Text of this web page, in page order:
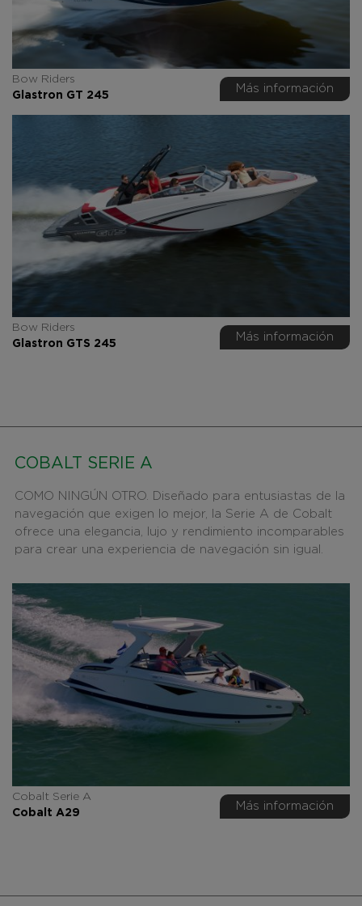
Bow Riders
Glastron GT 245
Más información
Bow Riders
Glastron GTS 245
Más información
COBALT SERIE A
COMO NINGÚN OTRO. Diseñado para entusiastas de la
navegación que exigen lo mejor, la Serie A de Cobalt
ofrece una elegancia, lujo y rendimiento incomparables
para crear una experiencia de navegación sin igual.
Cobalt Serie A
Cobalt A29
Más información